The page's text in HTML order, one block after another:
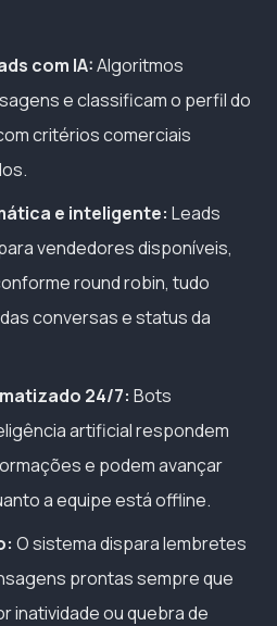
com IA:Algoritmos
e classificam o perfil do
critérios comerciais
e inteligente: Leads
vendedores disponíveis,
round robin, tudo
conversas e status da
24/7: Bots
artificial respondem
e podem avançar
a equipe está offline.
O sistema dispara lembretes
prontas sempre que
inatividade ou quebra de